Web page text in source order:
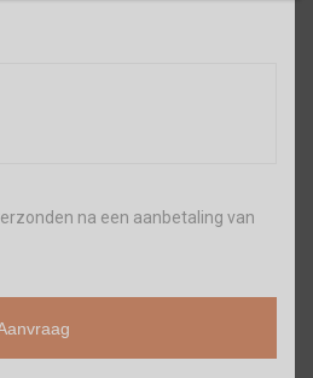
na een aanbetaling van